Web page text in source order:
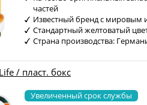
частей
Известный бренд с мировым
Стандартный желтоватый
Страна производства:
/ пласт. бокс
Увеличенный срок службы